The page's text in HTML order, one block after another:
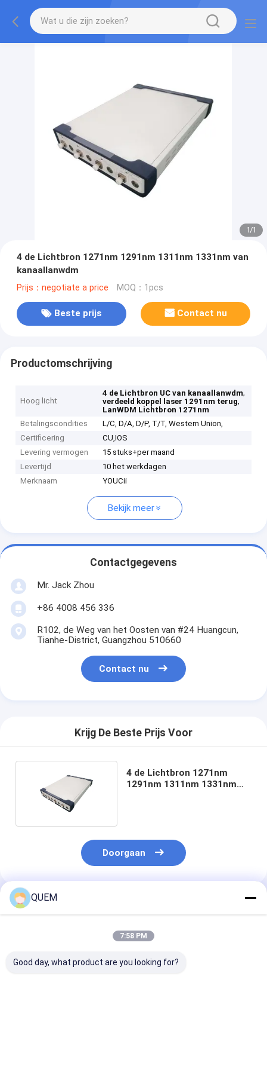
1/1
4 de Lichtbron 1271nm 1291nm 1311nm 1331nm van
kanaallanwdm
Prijs：negotiate a price MOQ：1pcs
Beste prijs Contact nu
Productomschrijving
Hoog licht
4 de Lichtbron UC van kanaallanwdm,
verdeeld koppel laser 1291nm terug,
LanWDM Lichtbron 1271nm
Betalingscondities
L/C, D/A, D/P, T/T, Western Union,
Certificering
CU,IOS
Levering vermogen
15 stuks+per maand
Levertijd
10 het werkdagen
Merknaam
YOUCii
Bekijk meer
Contactgegevens
Mr. Jack Zhou
+86 4008 456 336
R102, de Weg van het Oosten van #24 Huangcun,
Tianhe-District, Guangzhou 510660
Contact nu
Krijg De Beste Prijs Voor
4 de Lichtbron 1271nm
1291nm 1311nm 1331nm
Doorgaan
Geadviseerde Producten
QUEM
7:58 PM
Good day, what product are you looking for?